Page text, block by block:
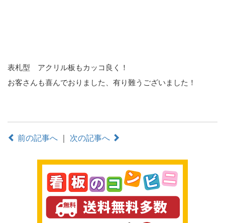
表札型 アクリル板もカッコ良く！
お客さんも喜んでおりました、有り難うございました！
前の記事へ 次の記事へ